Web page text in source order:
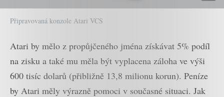
Připravovaná konzole Atari VCS
Atari by mělo z propůjčeného jména získávat 5% podíl
na zisku a také mu měla být vyplacena záloha ve výši
600 tisíc dolarů (přibližně 13,8 milionu korun). Peníze
by Atari měly výrazně pomoci v současné situaci. Jak